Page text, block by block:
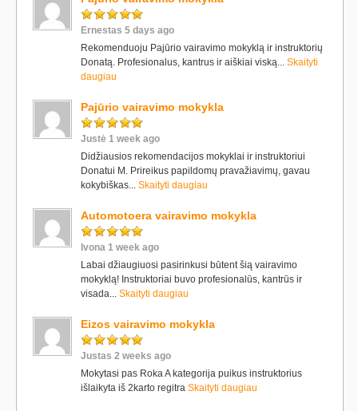
Ernestas 5 days ago
Rekomenduoju Pajūrio vairavimo mokyklą ir instruktorių
Donatą. Profesionalus, kantrus ir aiškiai viską... Skaityti
daugiau
Pajūrio vairavimo mokykla
Justė 1 week ago
Didžiausios rekomendacijos mokyklai ir instruktoriui
Donatui M. Prireikus papildomų pravažiavimų, gavau
kokybiškas... Skaityti daugiau
Automotoera vairavimo mokykla
Ivona 1 week ago
Labai džiaugiuosi pasirinkusi būtent šią vairavimo
mokyklą! Instruktoriai buvo profesionalūs, kantrūs ir
visada... Skaityti daugiau
Eizos vairavimo mokykla
Justas 2 weeks ago
Mokytasi pas Roka A kategorija puikus instruktorius
išlaikyta iš 2karto regitra Skaityti daugiau